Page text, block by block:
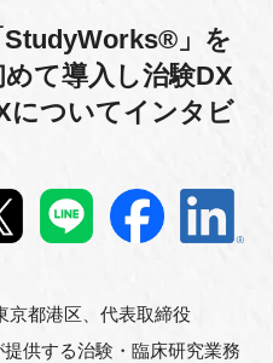
」を
て導入し治験DX
についてインタビ
京都港区、代表取締役
供する治験・臨床研究業務